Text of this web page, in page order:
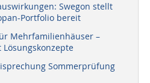
Swegon stellt
Portfolio bereit
Mehrfamilienhäuser –
Lösungskonzepte
Sommerprüfung